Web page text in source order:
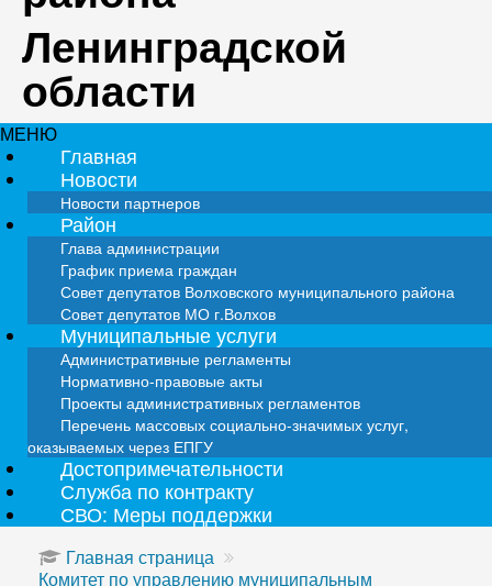
Ленинградской
области
МЕНЮ
Главная
Новости
Новости партнеров
Район
Глава администрации
График приема граждан
Совет депутатов Волховского муниципального района
Совет депутатов МО г.Волхов
Муниципальные услуги
Административные регламенты
Нормативно-правовые акты
Проекты административных регламентов
Перечень массовых социально-значимых услуг,
оказываемых через ЕПГУ
Достопримечательности
Служба по контракту
СВО: Меры поддержки
Главная страница
Комитет по управлению муниципальным